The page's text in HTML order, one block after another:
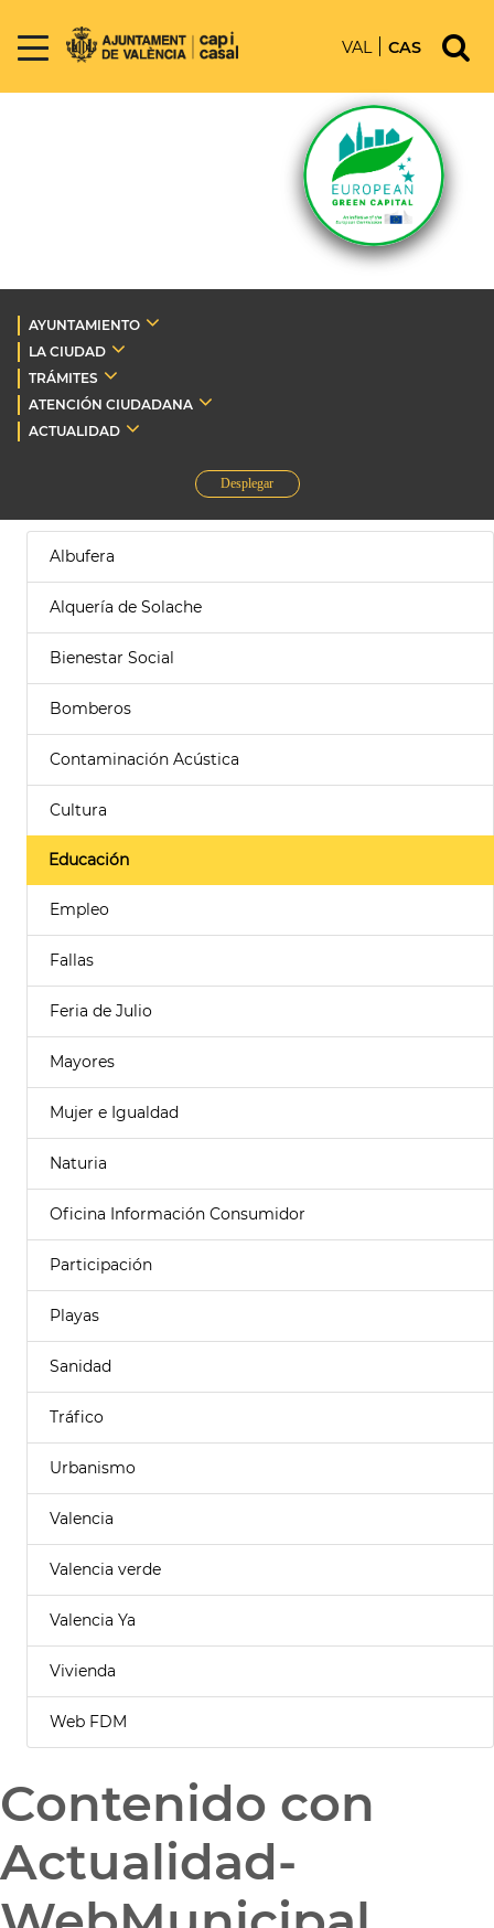
VAL CAS
AYUNTAMIENTO
LA CIUDAD
TRÁMITES
ATENCIÓN CIUDADANA
ACTUALIDAD
Desplegar
Albufera
Alquería de Solache
Bienestar Social
Bomberos
Contaminación Acústica
Cultura
Educación
Empleo
Fallas
Feria de Julio
Mayores
Mujer e Igualdad
Naturia
Oficina Información Consumidor
Participación
Playas
Sanidad
Tráfico
Urbanismo
Valencia
Valencia verde
Valencia Ya
Vivienda
Web FDM
Contenido con
Actualidad-